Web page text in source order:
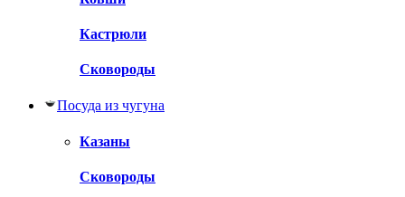
Кастрюли
Сковороды
Посуда из чугуна
Казаны
Сковороды